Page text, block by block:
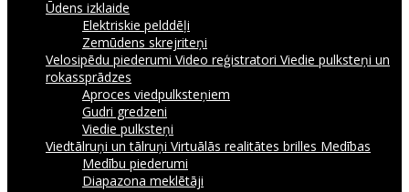
Ūdens izklaide
Elektriskie pelddēļi
Zemūdens skrejriteņi
Velosipēdu piederumi Video reģistratori Viedie pulksteņi un
rokassprādzes
Aproces viedpulksteņiem
Gudri gredzeni
Viedie pulksteņi
Viedtālruņi un tālruņi Virtuālās realitātes brilles Medības
Medību piederumi
Diapazona meklētāji